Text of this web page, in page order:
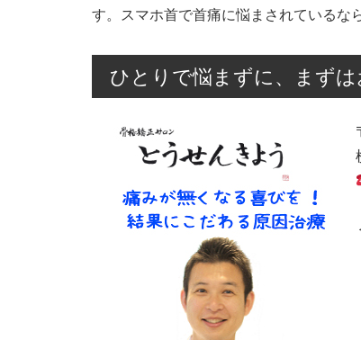
す。スマホ首で首痛に悩まされているな
ひとりで悩まずに、まず